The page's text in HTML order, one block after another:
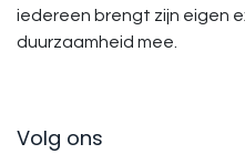
iedereen brengt zijn eigen
duurzaamheid mee.
Volg ons